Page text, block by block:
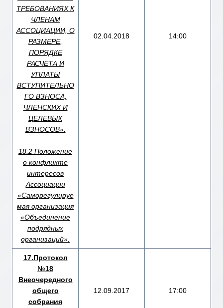
ТРЕБОВАНИЯХ К
ЧЛЕНАМ
АССОЦИАЦИИ, О
РАЗМЕРЕ,
ПОРЯДКЕ
РАСЧЕТА И
УПЛАТЫ
ВСТУПИТЕЛЬНО
ГО ВЗНОСА,
ЧЛЕНСКИХ И
ЦЕЛЕВЫХ
ВЗНОСОВ».
18.2 Положение
о конфликте
интересов
Ассоциации
«Саморегулируе
мая организация
«Объединение
подрядных
организаций».
02.04.2018 14:00
17.Протокол
№18
Внеочередного
общего
собрания
12.09.2017 17:00